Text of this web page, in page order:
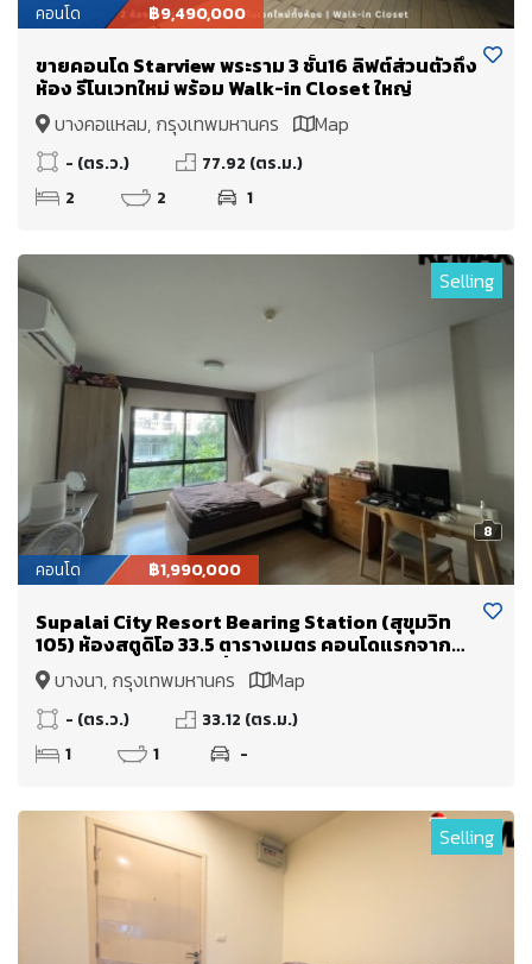
คอนโด ฿9,490,000
ขายคอนโด Starview พระราม 3 ชั้น16 ลิฟต์ส่วนตัวถึง
ห้อง รีโนเวทใหม่ พร้อม Walk-in Closet ใหญ่
บางคอแหลม, กรุงเทพมหานคร
Map
- (ตร.ว.)
77.92 (ตร.ม.)
2
2 1
8
Selling
คอนโด ฿1,990,000
Supalai City Resort Bearing Station (สุขุมวิท
105) ห้องสตูดิโอ 33.5 ตารางเมตร คอนโดแรกจาก
ปากซอย!! ลงBTS แบริ่งถึงซอยเลย
บางนา, กรุงเทพมหานคร Map
- (ตร.ว.)
33.12 (ตร.ม.)
1
1 -
Selling